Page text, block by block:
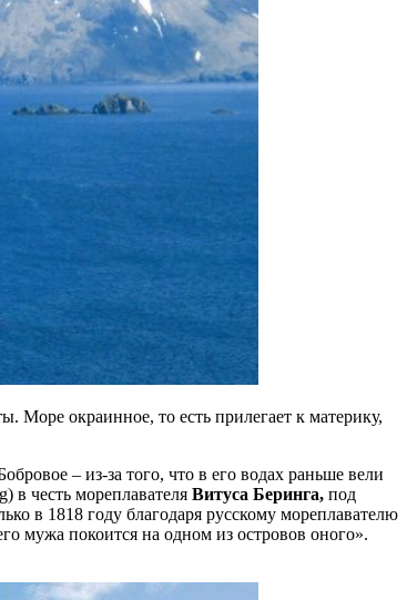
Море окраинное, то есть прилегает к материку,
– из-за того, что в его водах раньше вели
в честь мореплавателя Витуса Беринга, под
в 1818 году благодаря русскому мореплавателю
мужа покоится на одном из островов оного».